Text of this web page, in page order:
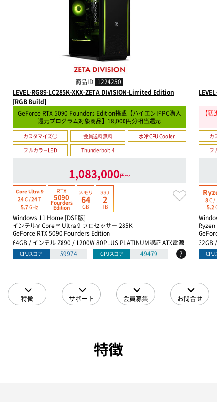
商品ID 1224250
LEVEL-RG89-LC285K-XKX-ZETA DIVISION-Limited Edition
[RGB Build]
GeForce RTX 5090 Founders Edition搭載【ハイエンドPC購入
還元プログラム対象商品】18,000円分相当還元
カスタマイズ○ 会員送料無料
水冷CPU Cooler
フルカラーLED
Thunderbolt 4
1,083,000円〜
Core Ultra 9
24C /24T
5.7GHz
RTX
5090
Founders
Edition
メモリ
64
GB
SSD
2
TB
Windows 11 Home [DSP版]
インテル® Core™ Ultra 9 プロセッサー 285K
GeForce RTX 5090 Founders Edition
64GB / インテル Z890 / 1200W 80PLUS PLATINUM認証 ATX電源
CPUスコア 59974 GPUスコア 49479 ?
【
カ
フ
8C /
5.2
Ryzen
32GB
CPU
特徴 サポート 会員募集 お問合せ
特徴